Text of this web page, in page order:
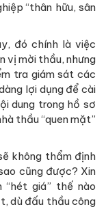
“thân hữu, sân
đó chính là việc
vị mời thầu, nhưng
tra giám sát các
lợi dụng để cài
dung trong hồ sơ
thầu “quen mặt”
không thẩm định
cũng được? Xin
“hét giá” thế nào
dù đấu thầu công